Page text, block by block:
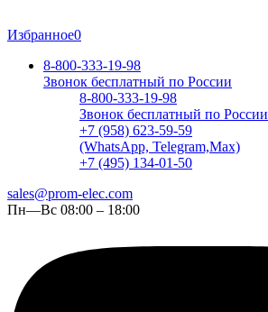
Избранное0
8-800-333-19-98
Звонок бесплатный по России
8-800-333-19-98
Звонок бесплатный по России
+7 (958) 623-59-59
(WhatsApp, Telegram,Max)
+7 (495) 134-01-50
sales@prom-elec.com
Пн—Вс 08:00 – 18:00